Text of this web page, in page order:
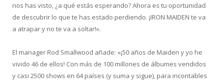
nos has visto, ¿a qué estás esperando? Ahora es tu oportunidad
de descubrir lo que te has estado perdiendo. ¡IRON MAIDEN te va
a atrapar y no te va a soltar!».
El manager Rod Smallwood añade: «¡50 años de Maiden y yo he
vivido 46 de ellos! Con más de 100 millones de álbumes vendidos
y casi 2500 shows en 64 países (y suma y sigue), para incontables